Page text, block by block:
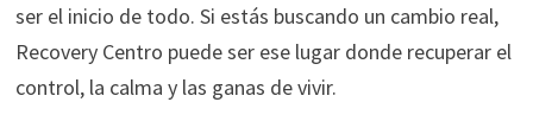
ser el inicio de todo. Si estás buscando un cambio real,
Recovery Centro puede ser ese lugar donde recuperar el
control, la calma y las ganas de vivir.